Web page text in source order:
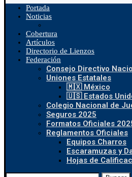
Portada
Noticias
Cobertura
Artículos
Directorio de Lienzos
Federación
Consejo Directivo
Uniones Estatales
🇲🇽 México
🇺🇸 Estados
Colegio Nacional de
Seguros 2025
Formatos Oficiales
Reglamentos Oficiales
Equipos Charros
Escaramuzas y
Hojas de